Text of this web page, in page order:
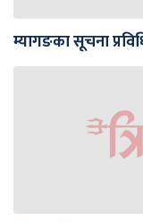
म्यागङका सूचना